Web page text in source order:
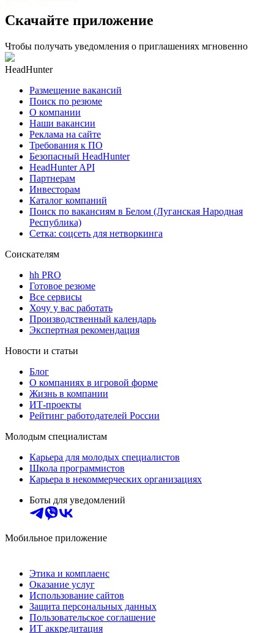
Скачайте приложение
Чтобы получать уведомления о приглашениях мгновенно
HeadHunter
Размещение вакансий
Поиск по резюме
О компании
Наши вакансии
Реклама на сайте
Требования к ПО
Безопасный HeadHunter
HeadHunter API
Партнерам
Инвесторам
Каталог компаний
Поиск по вакансиям в Белом (Луганская Народная
Республика)
Сетка: соцсеть для нетворкинга
Соискателям
hh PRO
Готовое резюме
Все сервисы
Хочу у вас работать
Производственный календарь
Экспертная рекомендация
Новости и статьи
Блог
О компаниях в игровой форме
Жизнь в компании
ИТ-проекты
Рейтинг работодателей России
Молодым специалистам
Карьера для молодых специалистов
Школа программистов
Карьера в некоммерческих организациях
Боты для уведомлений
Мобильное приложение
Этика и комплаенс
Оказание услуг
Использование сайтов
Защита персональных данных
Пользовательское соглашение
ИТ аккредитация